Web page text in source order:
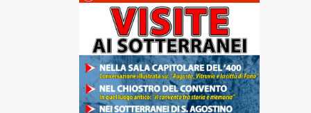
Accessibili